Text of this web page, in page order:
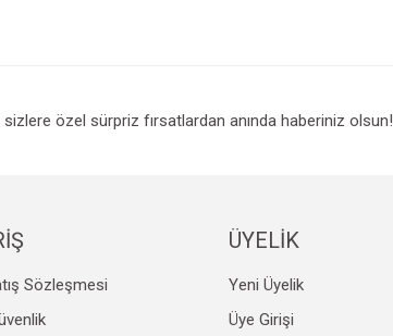
özel sürpriz fırsatlardan anında haberiniz olsun!
Sözleşmesi
ÜYELİK
Yeni Üyelik
Üye Girişi